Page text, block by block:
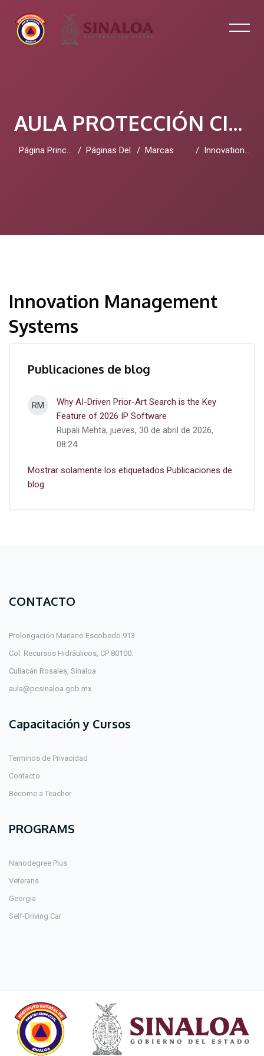
AULA PROTECCIÓN CIVIL SINALOA
Página Principal Páginas Del SitioMarcas Innovation Management Systems
Innovation Management
Systems
Publicaciones de blog
RM
Why AI-Driven Prior-Art Search is the Key
Feature of 2026 IP Software
Rupali Mehta, jueves, 30 de abril de 2026,
08:24
Mostrar solamente los etiquetados Publicaciones de
blog
CONTACTO
Prolongación Mariano Escobedo 913
Col. Recursos Hidráulicos, CP 80100.
Culiacán Rosales, Sinaloa
aula@pcsinaloa.gob.mx
Capacitación y Cursos
Terminos de Privacidad
Contacto
Become a Teacher
PROGRAMS
Nanodegree Plus
Veterans
Georgia
Self-Driving Car